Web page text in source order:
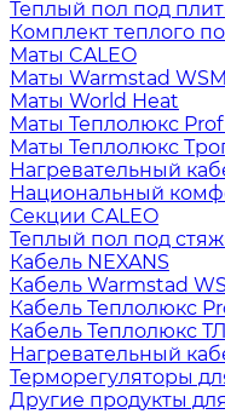
Теплый пол под
Комплект теплого
Маты CALEO
Маты Warmstad WSM
Маты World Heat
Маты Теплолюкс
Маты Теплолюкс
Нагревательный
Национальный
Секции CALEO
Теплый пол под
Кабель NEXANS
Кабель Warmstad
Кабель Теплолюкс
Кабель Теплолюкс
Нагревательный
Терморегуляторы
Другие продукты